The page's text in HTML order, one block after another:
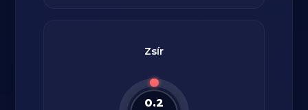
Zsír
0.2